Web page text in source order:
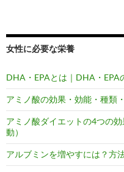
女性に必要な栄養
DHA・EPAとは｜DHA・
アミノ酸の効果・効能・種類
アミノ酸ダイエットの4つの
動）
アルブミンを増やすには？方